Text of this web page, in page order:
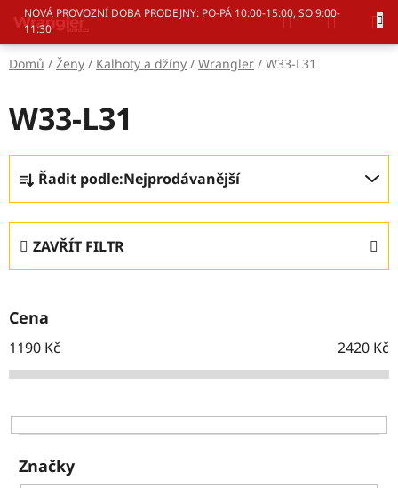
Přejít
obsah
NOVÁ PROVOZNÍ DOBA PRODEJNY: PO-PÁ 10:00-15:00, SO 9:00-
11:30
Hledat
KOŠÍK
Domů / Ženy / Kalhoty a džíny / Wrangler / W33-L31
W33-L31
Ř
a
z
n
r
o
d
k
t
ů
Řadit podle:Nejprodávanější
ZAVŘÍT FILTR
Cena
1190 Kč 2420 Kč
Značky